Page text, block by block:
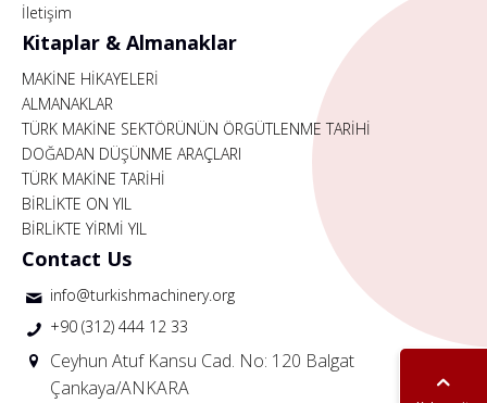
İletişim
Kitaplar & Almanaklar
MAKİNE HİKAYELERİ
ALMANAKLAR
TÜRK MAKİNE SEKTÖRÜNÜN ÖRGÜTLENME TARİHİ
DOĞADAN DÜŞÜNME ARAÇLARI
TÜRK MAKİNE TARİHİ
BİRLİKTE ON YIL
BİRLİKTE YİRMİ YIL
Contact Us
info@turkishmachinery.org
+90 (312) 444 12 33
Ceyhun Atuf Kansu Cad. No: 120 Balgat
Çankaya/ANKARA